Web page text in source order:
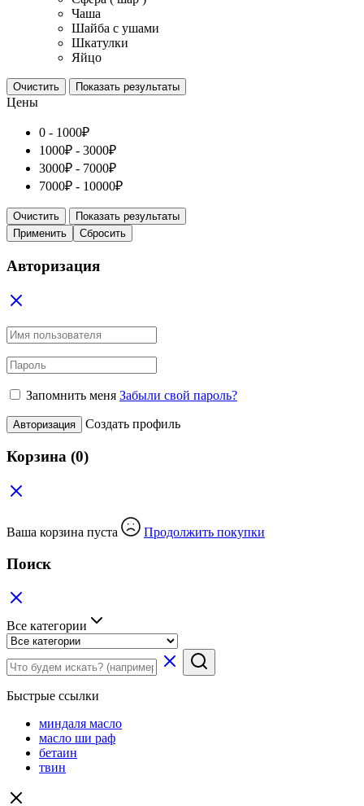
Чаша
Шайба с ушами
Шкатулки
Яйцо
Очистить Показать результаты
Цены
0 - 1000₽
1000₽ - 3000₽
3000₽ - 7000₽
7000₽ - 10000₽
Очистить
Показать результаты
Применить
Сбросить
Авторизация
Запомнить меня Забыли свой пароль?
Авторизация Создать профиль
Корзина (0)
Ваша корзина пуста Продолжить покупки
Поиск
Все категории
Быстрые ссылки
миндаля масло
масло ши раф
бетаин
твин